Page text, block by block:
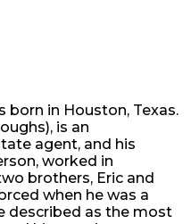
born in Houston, Texas.
is an
agent, and his
worked in
brothers, Eric and
when he was a
described as the most